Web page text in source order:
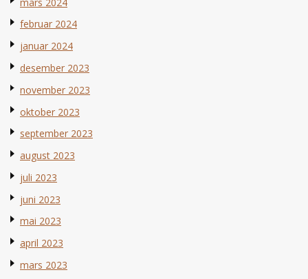
februar 2024
januar 2024
desember 2023
november 2023
oktober 2023
september 2023
august 2023
juli 2023
juni 2023
mai 2023
april 2023
mars 2023